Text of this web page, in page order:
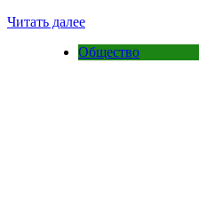
Читать далее
Общество